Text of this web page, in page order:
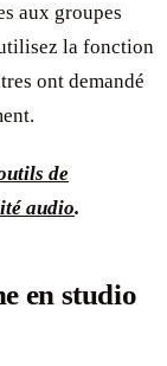
aux groupes
la fonction
ont demandé
de
audio.
en studio